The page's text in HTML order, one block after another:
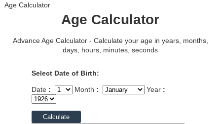
Age Calculator
Age Calculator
Advance Age Calculator - Calculate your age in years, months,
days, hours, minutes, seconds
Select Date of Birth:
Date : Month : Year :